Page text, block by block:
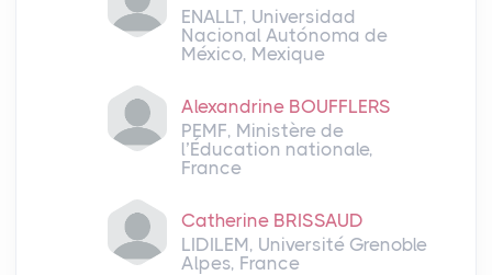
ENALLT, Universidad
Nacional Autónoma de
México, Mexique
Alexandrine BOUFFLERS
PEMF, Ministère de
l’Éducation nationale,
France
Catherine BRISSAUD
LIDILEM, Université Grenoble
Alpes, France